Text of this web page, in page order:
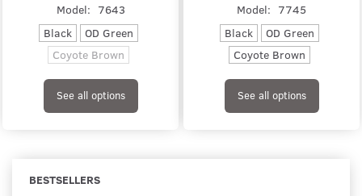
Model: 7643
Black
OD Green
Coyote Brown
See all options
Model: 7745
Black
OD Green
Coyote Brown
See all options
BESTSELLERS